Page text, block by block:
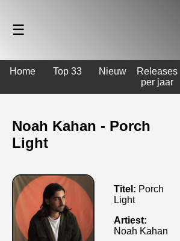
☰
Home Top 33 Nieuw
Releases
per jaar
Noah Kahan - Porch
Light
Titel: Porch
Light
Artiest:
Noah Kahan